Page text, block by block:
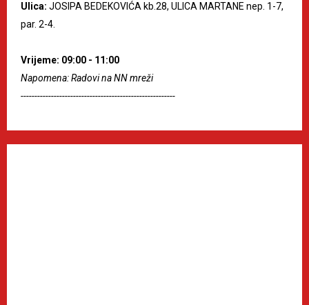
Ulica: JOSIPA BEDEKOVIĆA kb.28, ULICA MARTANE nep. 1-7,
par. 2-4.
Vrijeme: 09:00 - 11:00
Napomena: Radovi na NN mreži
--------------------------------------------------------